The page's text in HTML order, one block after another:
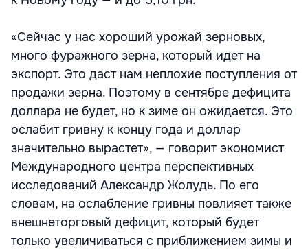
«Сейчас у нас хороший урожай зерновых,
много фуражного зерна, который идет на
экспорт. Это даст нам неплохие поступления от
продажи зерна. Поэтому в сентябре дефицита
доллара не будет, но к зиме он ожидается. Это
ослабит гривну к концу года и доллар
значительно вырастет», — говорит экономист
Международного центра перспективных
исследований Александр Жолудь. По его
словам, на ослабление гривны повлияет также
внешнеторговый дефицит, который будет
только увеличиваться с приближением зимы и